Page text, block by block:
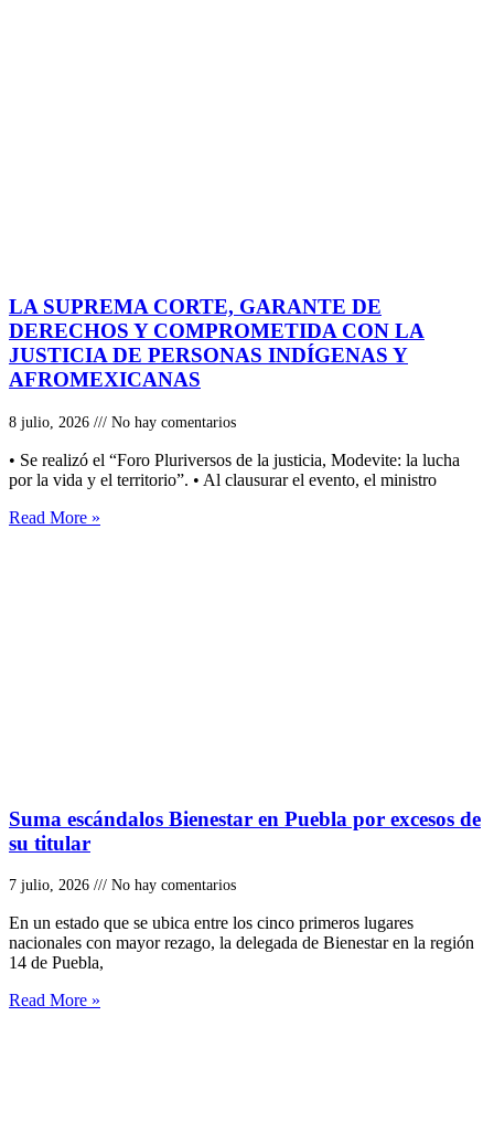
LA SUPREMA CORTE, GARANTE DE
DERECHOS Y COMPROMETIDA CON LA
JUSTICIA DE PERSONAS INDÍGENAS Y
AFROMEXICANAS
8 julio, 2026 No hay comentarios
• Se realizó el “Foro Pluriversos de la justicia, Modevite: la lucha
por la vida y el territorio”. • Al clausurar el evento, el ministro
Read More »
Suma escándalos Bienestar en Puebla por excesos de
su titular
7 julio, 2026 No hay comentarios
En un estado que se ubica entre los cinco primeros lugares
nacionales con mayor rezago, la delegada de Bienestar en la región
14 de Puebla,
Read More »